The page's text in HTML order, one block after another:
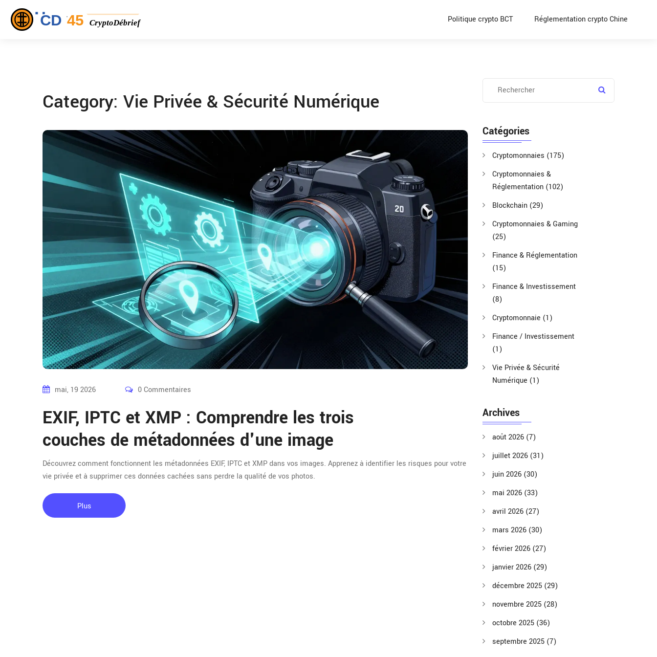
Politique crypto BCT Réglementation crypto Chine
Category: Vie Privée & Sécurité Numérique
mai, 19 2026 0 Commentaires
EXIF, IPTC et XMP : Comprendre les trois
couches de métadonnées d'une image
Découvrez comment fonctionnent les métadonnées EXIF, IPTC et XMP dans vos images. Apprenez à identifier les risques pour votre
vie privée et à supprimer ces données cachées sans perdre la qualité de vos photos.
Plus
Catégories
Cryptomonnaies (175)
Cryptomonnaies &
Réglementation (102)
Blockchain (29)
Cryptomonnaies & Gaming
(25)
Finance & Réglementation
(15)
Finance & Investissement
(8)
Cryptomonnaie (1)
Finance / Investissement
(1)
Vie Privée & Sécurité
Numérique (1)
Archives
août 2026 (7)
juillet 2026 (31)
juin 2026 (30)
mai 2026 (33)
avril 2026 (27)
mars 2026 (30)
février 2026 (27)
janvier 2026 (29)
décembre 2025 (29)
novembre 2025 (28)
octobre 2025 (36)
septembre 2025 (7)